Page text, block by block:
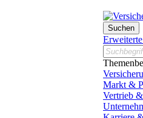
Markt &
Vertrieb